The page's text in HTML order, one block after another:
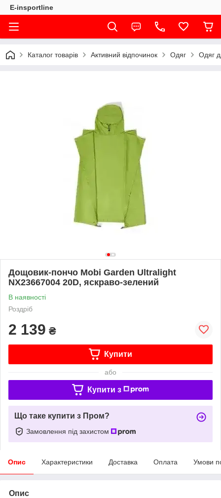
E-insportline
Каталог товарів Активний відпочинок Одяг Одяг
Дощовик-пончо Mobi Garden Ultralight
NX23667004 20D, яскраво-зелений
В наявності
Роздріб
2 139 ₴
Купити
або
Купити з
Що таке купити з Пром?
Замовлення під захистом
Опис Характеристики Доставка Оплата Умови
Опис